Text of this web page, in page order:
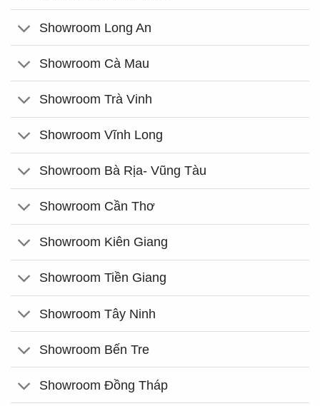
Showroom Long An
Showroom Cà Mau
Showroom Trà Vinh
Showroom Vĩnh Long
Showroom Bà Rịa- Vũng Tàu
Showroom Cần Thơ
Showroom Kiên Giang
Showroom Tiền Giang
Showroom Tây Ninh
Showroom Bến Tre
Showroom Đồng Tháp